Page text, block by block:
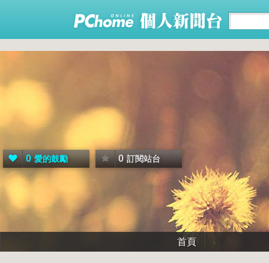
0 愛的鼓勵 0 訂閱站台
首頁